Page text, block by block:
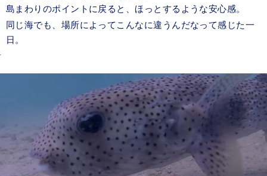
島まわりのポイントに戻ると、ほっとするような安心感。
同じ海でも、場所によってこんなに違うんだなって感じた一
日。